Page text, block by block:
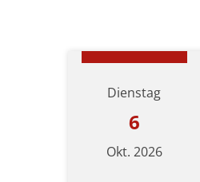
Dienstag
6
Okt. 2026